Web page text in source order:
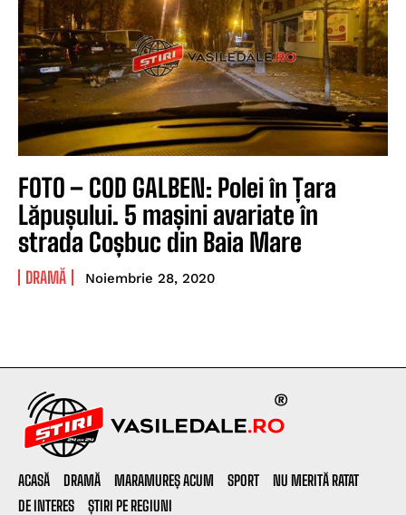
FOTO – COD GALBEN: Polei în Țara
Lăpușului. 5 mașini avariate în
strada Coșbuc din Baia Mare
DRAMĂ Noiembrie 28, 2020
ACASĂ DRAMĂ MARAMUREȘ ACUM SPORT
NU MERITĂ RATAT
DE INTERES
ȘTIRI PE REGIUNI